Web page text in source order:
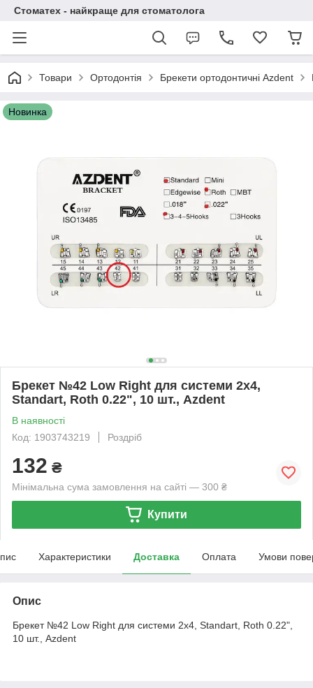
Стоматех - найкраще для стоматолога
Товари Ортодонтія Брекети ортодонтичні Azdent
Новинка
Брекет №42 Low Right для системи 2х4,
Standart, Roth 0.22", 10 шт., Azdent
В наявності
Код: 1903743219
Роздріб
132 ₴
Мінімальна сума замовлення на сайті — 300 ₴
Купити
Характеристики Доставка Оплата Умови
Опис
Брекет №42 Low Right для системи 2х4, Standart, Roth 0.22",
10 шт., Azdent